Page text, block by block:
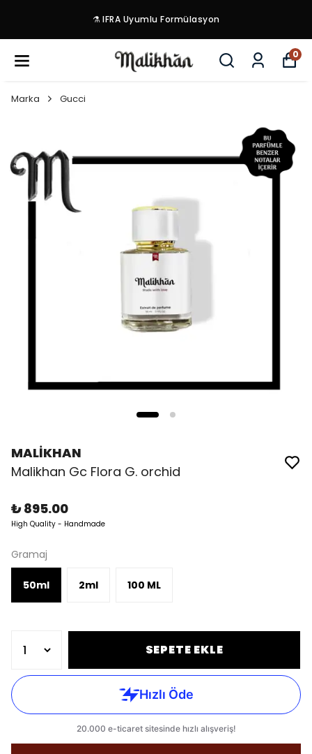
⚗️ IFRA Uyumlu Formülasyon
0
Marka Gucci
MALİKHAN
Malikhan Gc Flora G. orchid
₺ 895.00
High Quality - Handmade
Gramaj
50ml 2ml 100 ML
SEPETE EKLE